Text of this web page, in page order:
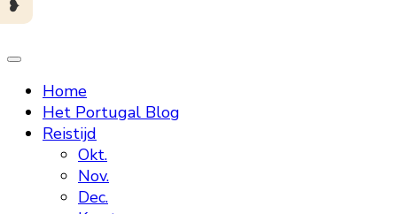
Home
Het Portugal Blog
Reistijd
Okt.
Nov.
Dec.